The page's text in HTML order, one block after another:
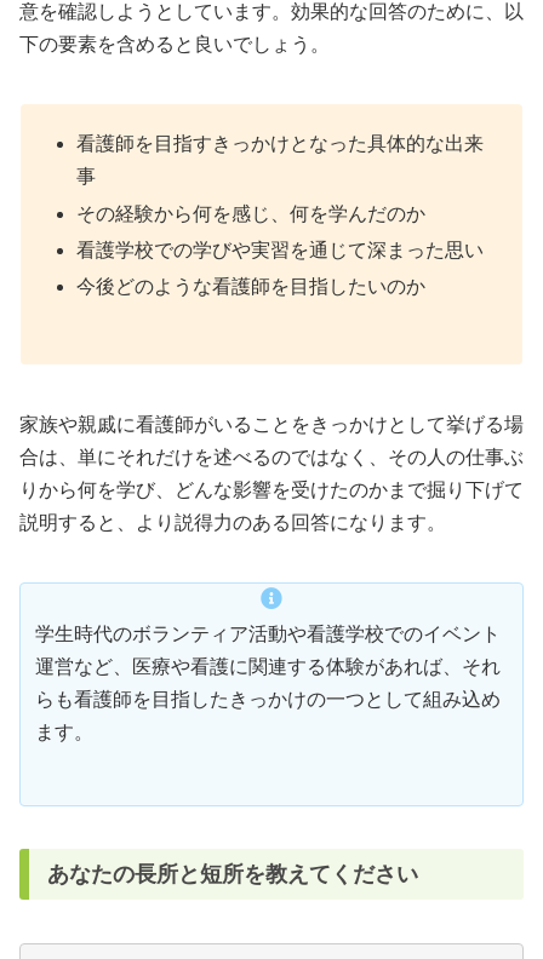
意を確認しようとしています。効果的な回答のために、以
下の要素を含めると良いでしょう。
看護師を目指すきっかけとなった具体的な出来
事
その経験から何を感じ、何を学んだのか
看護学校での学びや実習を通じて深まった思い
今後どのような看護師を目指したいのか
家族や親戚に看護師がいることをきっかけとして挙げる場
合は、単にそれだけを述べるのではなく、その人の仕事ぶ
りから何を学び、どんな影響を受けたのかまで掘り下げて
説明すると、より説得力のある回答になります。
学生時代のボランティア活動や看護学校でのイベント
運営など、医療や看護に関連する体験があれば、それ
らも看護師を目指したきっかけの一つとして組み込め
ます。
あなたの長所と短所を教えてください